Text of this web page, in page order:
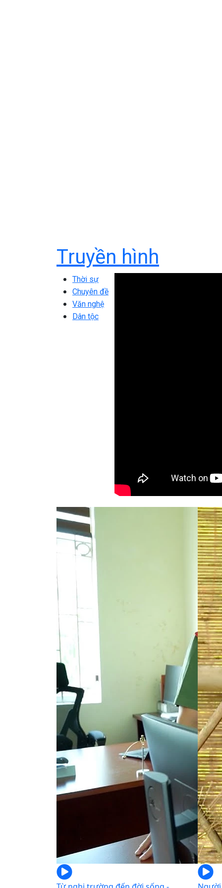
Truyền hình
Thời sự
Chuyên đề
Văn nghệ
Dân tộc